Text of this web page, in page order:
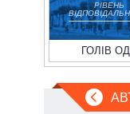
РІВЕНЬ
ГОЛІВ